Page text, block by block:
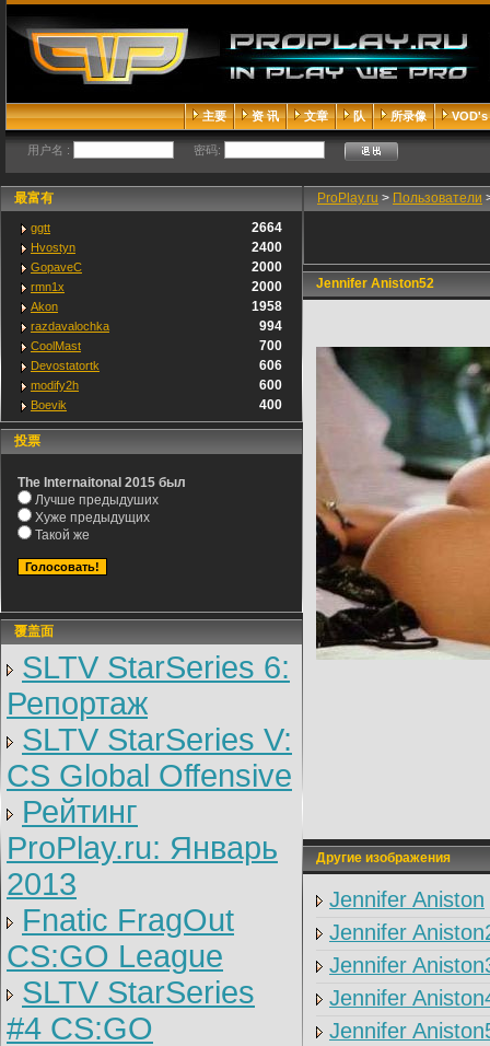
主要 资 讯 文章 队 所录像 VOD's
用户名 : 密码:
最富有
ggtt 2664
Hvostyn 2400
GopaveC 2000
rmn1x 2000
Akon 1958
razdavalochka 994
CoolMast 700
Devostatortk 606
modify2h 600
Boevik 400
投票
The Internaitonal 2015 был
Лучше предыдуших
Хуже предыдущих
Такой же
覆盖面
SLTV StarSeries 6:
Репортаж
SLTV StarSeries V:
CS Global Offensive
Рейтинг
ProPlay.ru: Январь
2013
Fnatic FragOut
CS:GO League
SLTV StarSeries
#4 CS:GO
ProPlay.ru > Пользователи
Jennifer Aniston52
Другие изображения
Jennifer Aniston
Jennifer
Jennifer
Jennifer
Jennifer